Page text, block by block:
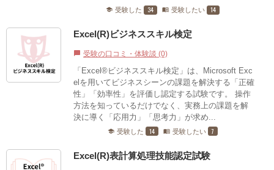
school 受験した 34 menu_book 受験したい 14
Excel(R)ビジネススキル検定
chat_bubble 受験の口コミ・体験談 (0)
「Excel®ビジネススキル検定」は、Microsoft Exc
elを用いてビジネスシーンの課題を解決する「正確
性」「効率性」を評価し認定する試験です。 操作
方法を知っているだけでなく、実務上の課題を解
決に導く「応用力」「思考力」が求め...
school 受験した 14 menu_book 受験したい 7
Excel(R)表計算処理技能認定試験